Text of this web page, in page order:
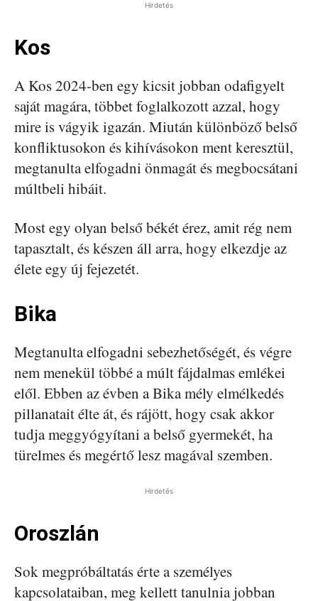
Hirdetés
Kos
A Kos 2024-ben egy kicsit jobban odafigyelt
saját magára, többet foglalkozott azzal, hogy
mire is vágyik igazán. Miután különböző belső
konfliktusokon és kihívásokon ment keresztül,
megtanulta elfogadni önmagát és megbocsátani
múltbeli hibáit.
Most egy olyan belső békét érez, amit rég nem
tapasztalt, és készen áll arra, hogy elkezdje az
élete egy új fejezetét.
Bika
Megtanulta elfogadni sebezhetőségét, és végre
nem menekül többé a múlt fájdalmas emlékei
elől. Ebben az évben a Bika mély elmélkedés
pillanatait élte át, és rájött, hogy csak akkor
tudja meggyógyítani a belső gyermekét, ha
türelmes és megértő lesz magával szemben.
Hirdetés
Oroszlán
Sok megpróbáltatás érte a személyes
kapcsolataiban, meg kellett tanulnia jobban